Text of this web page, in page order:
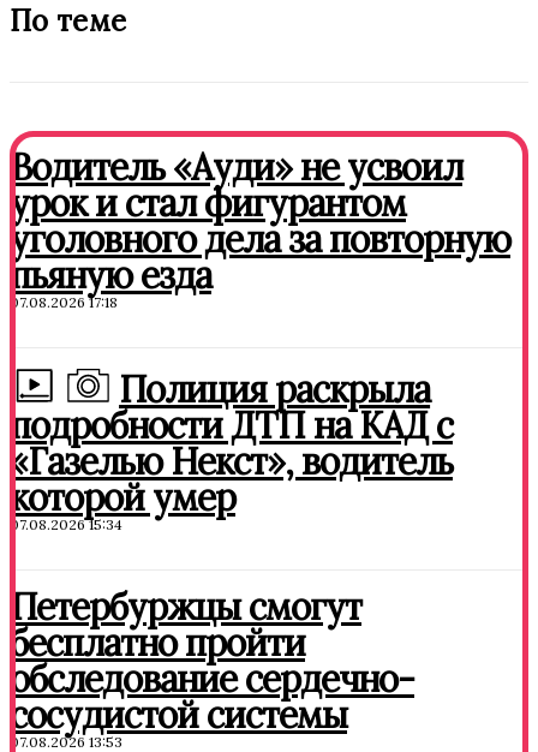
По теме
Водитель «Ауди» не усвоил
урок и стал фигурантом
уголовного дела за повторную
пьяную езда
07.08.2026 17:18
Полиция раскрыла
подробности ДТП на КАД с
«Газелью Некст», водитель
которой умер
07.08.2026 15:34
Петербуржцы смогут
бесплатно пройти
обследование сердечно-
сосудистой системы
07.08.2026 13:53